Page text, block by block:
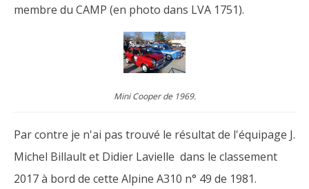
membre du CAMP (en photo dans LVA 1751).
Mini Cooper de 1969.
Par contre je n'ai pas trouvé le résultat de l'équipage J.
Michel Billault et Didier Lavielle dans le classement
2017 à bord de cette Alpine A310 n° 49 de 1981.